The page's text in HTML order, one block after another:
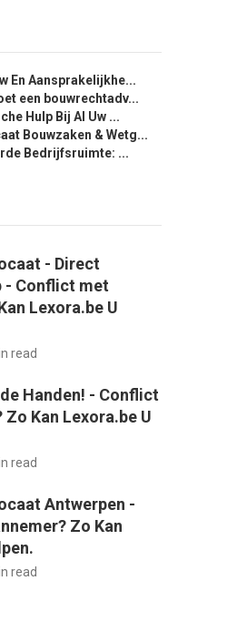
En Aansprakelijkhe...
een bouwrechtadv...
Hulp Bij Al Uw ...
Bouwzaken & Wetg...
Bedrijfsruimte: ...
- Direct
- Conflict met
Lexora.be U
read
Handen! - Conflict
Kan Lexora.be U
read
Antwerpen -
Zo Kan
read